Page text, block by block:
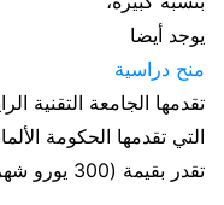
يوجد أيضا
منح دراسية
تقدر بقيمة (300 يورو شهرياً).